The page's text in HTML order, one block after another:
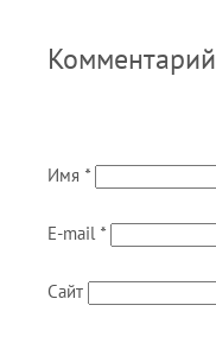
Комментарий
Имя *
E-mail *
Сайт